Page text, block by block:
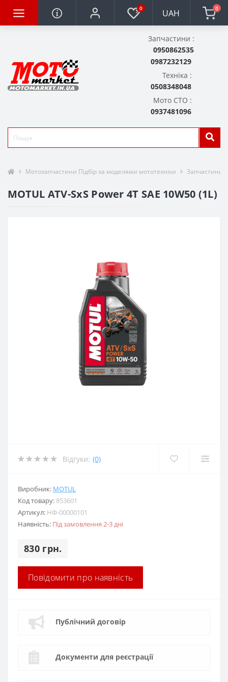
0 UAH 0
Запчастини :
0950862535
0987232129
Техніка :
0508348048
Мото СТО :
0937481096
Мотозапчастини Підбір за моделями мототехніки Запчастини
MOTUL ATV-SxS Power 4T SAE 10W50 (1L)
Відгуки: (0)
Виробник: MOTUL
Код товару: 853601
Артикул: НФ-00000101
Наявність: Під замовлення 2-3 дні
830 грн.
Повідомити про наявність
Публічний договір
Документи для реєстрації